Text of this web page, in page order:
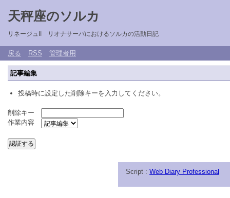
天秤座のソルカ
リネージュII リオナサーバにおけるソルカの活動日記
戻る RSS 管理者用
記事編集
投稿時に設定した削除キーを入力してください。
削除キー
作業内容
Script : Web Diary Professional